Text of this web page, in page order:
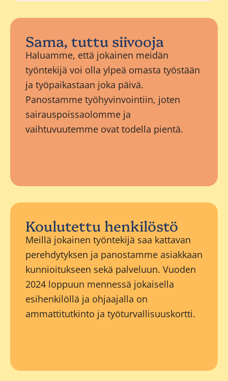
Sama, tuttu siivooja
Haluamme, että jokainen meidän
työntekijä voi olla ylpeä omasta työstään
ja työpaikastaan joka päivä.
Panostamme työhyvinvointiin, joten
sairauspoissaolomme ja
vaihtuvuutemme ovat todella pientä.
Koulutettu henkilöstö
Meillä jokainen työntekijä saa kattavan
perehdytyksen ja panostamme asiakkaan
kunnioitukseen sekä palveluun. Vuoden
2024 loppuun mennessä jokaisella
esihenkilöllä ja ohjaajalla on
ammattitutkinto ja työturvallisuuskortti.